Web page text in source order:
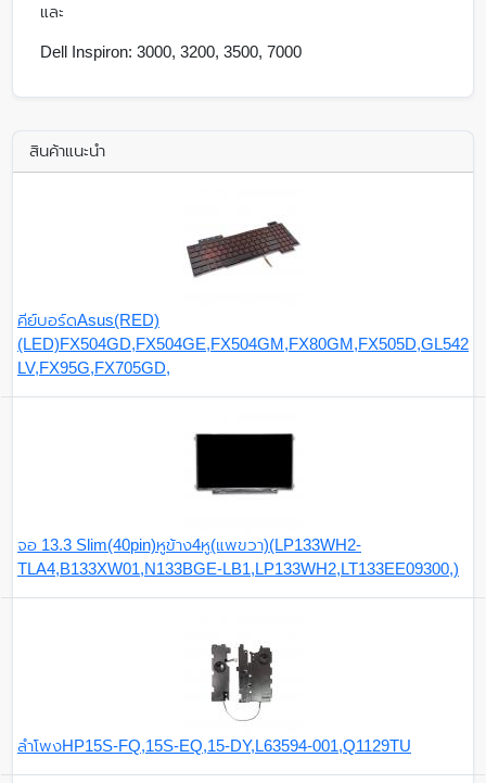
และ
Dell Inspiron: 3000, 3200, 3500, 7000
สินค้าแนะนำ
คีย์บอร์ดAsus(RED)
(LED)FX504GD,FX504GE,FX504GM,FX80GM,FX505D,GL542
LV,FX95G,FX705GD,
จอ 13.3 Slim(40pin)หูข้าง4หู(แพขวา)(LP133WH2-
TLA4,B133XW01,N133BGE-LB1,LP133WH2,LT133EE09300,)
ลำโพงHP15S-FQ,15S-EQ,15-DY,L63594-001,Q1129TU